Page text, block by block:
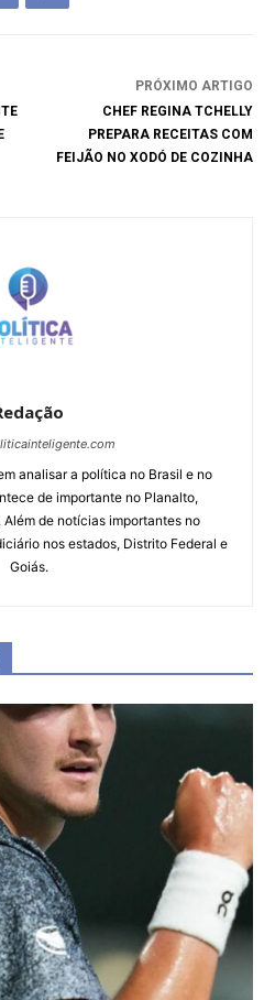
PRÓXIMO ARTIGO
CHEF REGINA TCHELLY
PREPARA RECEITAS COM
FEIJÃO NO XODÓ DE COZINHA
analisar a política no Brasil e no
de importante no Planalto,
de notícias importantes no
nos estados, Distrito Federal e
Goiás.